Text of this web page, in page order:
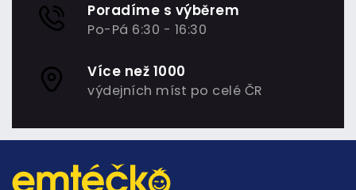
Poradíme s výběrem
Po-Pá 6:30 - 16:30
Více než 1000
výdejních míst po celé ČR